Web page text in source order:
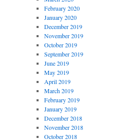
February 2020
January 2020
December 2019
November 2019
October 2019
September 2019
June 2019
May 2019
April 2019
March 2019
February 2019
January 2019
December 2018
November 2018
October 2018